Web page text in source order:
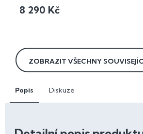
8 290 Kč
ZOBRAZIT VŠECHNY
Popis Diskuze